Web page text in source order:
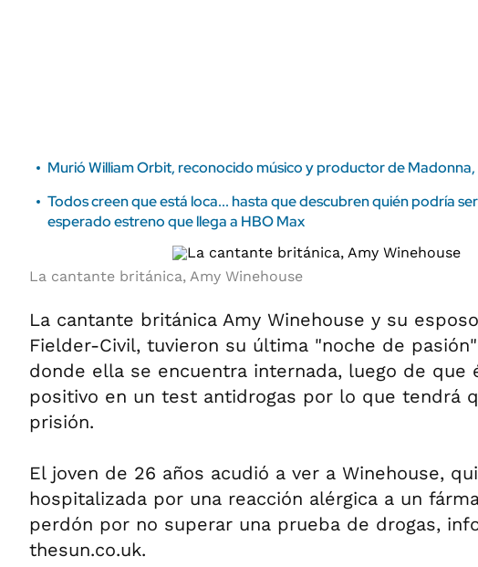
Murió William Orbit, reconocido músico y productor de Madonna,
Todos creen que está loca... hasta que descubren quién podría
esperado estreno que llega a HBO Max
La cantante británica, Amy Winehouse
La cantante británica Amy Winehouse y su
Fielder-Civil, tuvieron su última "noche de
donde ella se encuentra internada, luego de que
positivo en un test antidrogas por lo que tendrá
prisión.
El joven de 26 años acudió a ver a Winehouse,
hospitalizada por una reacción alérgica a un
perdón por no superar una prueba de drogas,
thesun.co.uk.